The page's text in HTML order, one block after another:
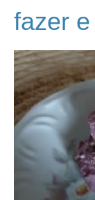
fazer